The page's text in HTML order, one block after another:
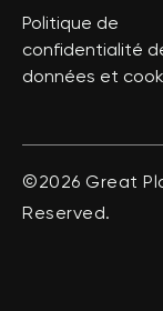
Politique de
confidentialité
données et
©2026 Great
Reserved.